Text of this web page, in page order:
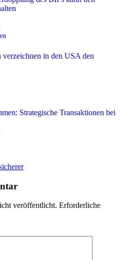
veröffentlicht. Erforderliche